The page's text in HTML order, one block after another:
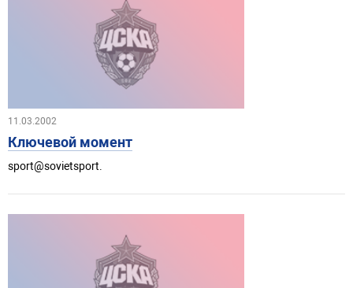
11.03.2002
Ключевой момент
sport@sovietsport.